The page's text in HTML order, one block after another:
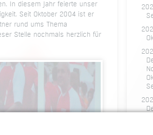
In diesem Jahr feierte unser
Seit Oktober 2004 ist er
rund ums Thema
Stelle nochmals herzlich für